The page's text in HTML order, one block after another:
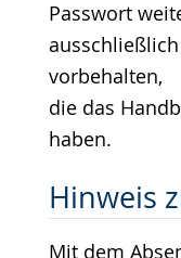
Passwort
vorbehalten,
die das
haben.
Hinweis
Mit dem